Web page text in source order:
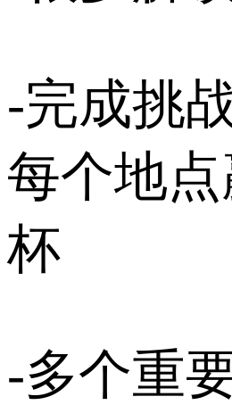
-完成挑
每个地
杯
-多个重